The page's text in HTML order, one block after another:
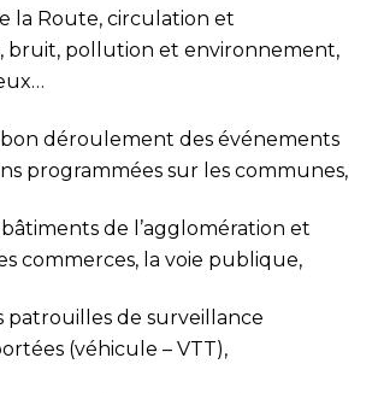
la Route, circulation et
bruit, pollution et environnement,
déroulement des événements
programmées sur les communes,
de l’agglomération et
commerces, la voie publique,
patrouilles de surveillance
(véhicule – VTT),